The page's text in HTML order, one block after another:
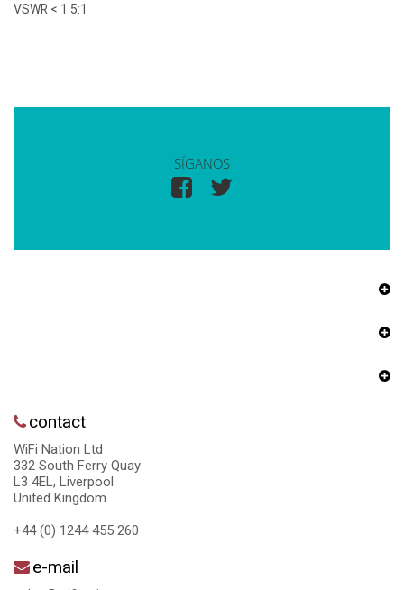
VSWR < 1.5:1
SÍGANOS
contact
WiFi Nation Ltd
332 South Ferry Quay
L3 4EL, Liverpool
United Kingdom
+44 (0) 1244 455 260
e-mail